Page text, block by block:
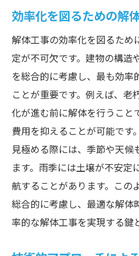
効率化を図るための解
解体工事の効率化を図るため
定が不可欠です。建物の構造
を総合的に考慮し、最も効率
ことが重要です。例えば、老
化が進む前に解体を行うこと
費用を抑えることが可能です
見極める際には、季節や天候
ます。雨季には土壌が不安定
航することがあります。この
総合的に考慮し、最適な解体
率的な解体工事を実現する鍵